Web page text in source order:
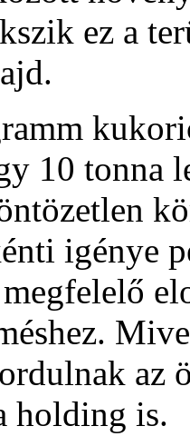
ez a
10 tonna
igénye
az
holding is.